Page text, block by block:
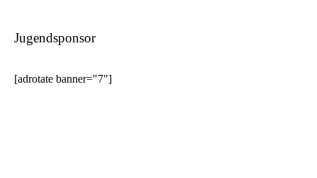
Jugendsponsor
[adrotate banner="7"]